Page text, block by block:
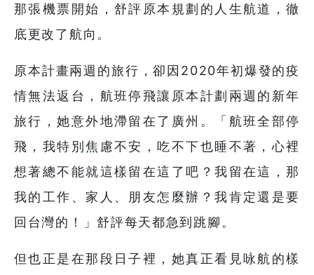
那張機票開始，舒評原本規劃的人生航道，徹
底更改了航向。
原本計畫兩週的旅行，卻因2020年初爆發的疫
情無法返台，航班停飛讓原本計劃兩週的新年
旅行，她意外地滯留在了廣州。「航班全部停
飛，我特別焦慮不安，吃不下也睡不著，心裡
想著總不能就這樣留在這了吧？我留在這，那
我的工作、家人、朋友怎麼辦？我肯定還是要
回台灣的！」舒評每天都急到跳腳。
但也正是在那段日子裡，她真正看見咏航的樣